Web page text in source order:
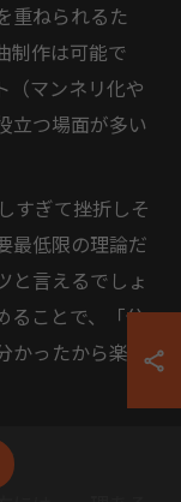
重ねられるた
制作は可能で
（マンネリ化や
立つ場面が多い
すぎて挫折しそ
最低限の理論だ
と言えるでしょ
ることで、「分
かったから楽し